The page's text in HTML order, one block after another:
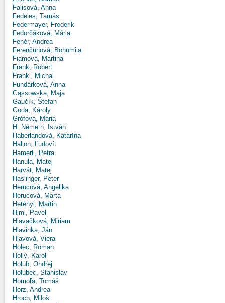
Falisová, Anna
Fedeles, Tamás
Federmayer, Frederik
Fedorčáková, Mária
Fehér, Andrea
Ferenčuhová, Bohumila
Fiamová, Martina
Frank, Robert
Frankl, Michal
Fundárková, Anna
Gąssowska, Maja
Gaučík, Štefan
Goda, Károly
Grófová, Mária
H. Németh, István
Haberlandová, Katarína
Hallon, Ľudovít
Hamerli, Petra
Hanula, Matej
Harvát, Matej
Haslinger, Peter
Herucová, Angelika
Herucová, Marta
Hetényi, Martin
Himl, Pavel
Hlavačková, Miriam
Hlavinka, Ján
Hlavová, Viera
Holec, Roman
Hollý, Karol
Holub, Ondřej
Holubec, Stanislav
Homoľa, Tomáš
Horz, Andrea
Hroch, Miloš